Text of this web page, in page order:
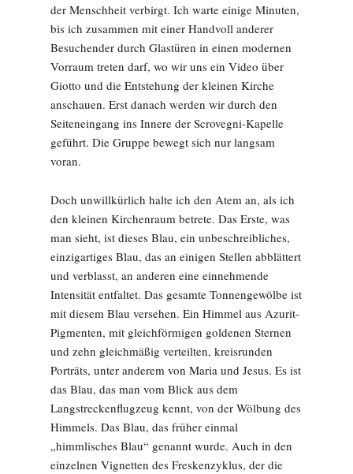
der Menschheit verbirgt. Ich warte einige Minuten,
bis ich zusammen mit einer Handvoll anderer
Besuchender durch Glastüren in einen modernen
Vorraum treten darf, wo wir uns ein Video über
Giotto und die Entstehung der kleinen Kirche
anschauen. Erst danach werden wir durch den
Seiteneingang ins Innere der Scrovegni-Kapelle
geführt. Die Gruppe bewegt sich nur langsam
voran.
Doch unwillkürlich halte ich den Atem an, als ich
den kleinen Kirchenraum betrete. Das Erste, was
man sieht, ist dieses Blau, ein unbeschreibliches,
einzigartiges Blau, das an einigen Stellen abblättert
und verblasst, an anderen eine einnehmende
Intensität entfaltet. Das gesamte Tonnengewölbe ist
mit diesem Blau versehen. Ein Himmel aus Azurit-
Pigmenten, mit gleichförmigen goldenen Sternen
und zehn gleichmäßig verteilten, kreisrunden
Porträts, unter anderem von Maria und Jesus. Es ist
das Blau, das man vom Blick aus dem
Langstreckenflugzeug kennt, von der Wölbung des
Himmels. Das Blau, das früher einmal
„himmlisches Blau“ genannt wurde. Auch in den
einzelnen Vignetten des Freskenzyklus, der die